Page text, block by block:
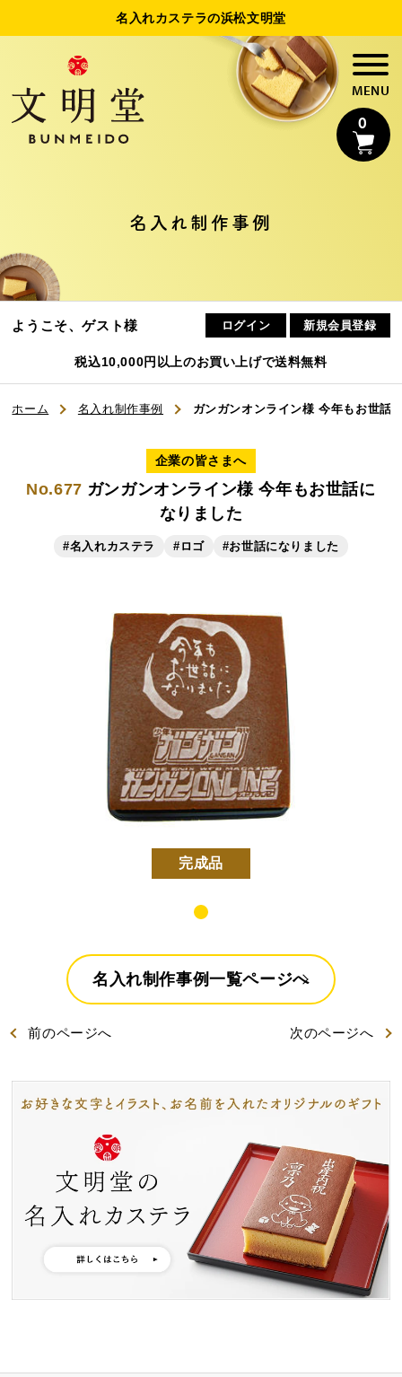
名入れカステラの浜松文明堂
0
制作事例
よくある質問
お知らせ
商品一覧
名入れカステラ（オリジナル）
好きな文字とイラスト 型からオリジナルで作
特製ハニーカステラ極 浜松工場限定五三焼カ
ステラ
ハニーカステラ
名入れ制作事例
税込10,000円以上のお買い上げで送料無料
ようこそ、ゲスト様 ログイン 新規会員登録
ホーム 名入れ制作事例 ガンガンオンライン様 今年もお世話
企業の皆さまへ
No.677 ガンガンオンライン様 今年もお世話に
なりました
#名入れカステラ #ロゴ #お世話になりました
完成品
前のページへ
名入れ制作事例一覧ページへ
次のページへ